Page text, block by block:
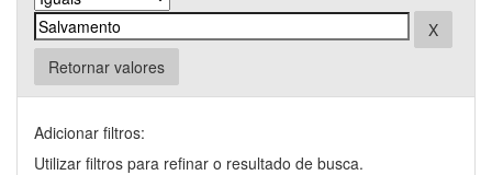
Retornar valores
Adicionar filtros:
Utilizar filtros para refinar o resultado de busca.